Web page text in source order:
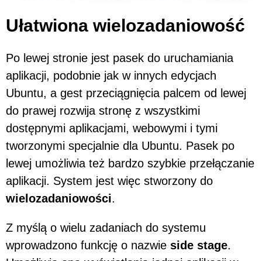
Ułatwiona wielozadaniowość
Po lewej stronie jest pasek do uruchamiania
aplikacji, podobnie jak w innych edycjach
Ubuntu, a gest przeciągnięcia palcem od lewej
do prawej rozwija stronę z wszystkimi
dostępnymi aplikacjami, webowymi i tymi
tworzonymi specjalnie dla Ubuntu. Pasek po
lewej umożliwia też bardzo szybkie przełączanie
aplikacji. System jest więc stworzony do
wielozadaniowości.
Z myślą o wielu zadaniach do systemu
wprowadzono funkcję o nazwie side stage.